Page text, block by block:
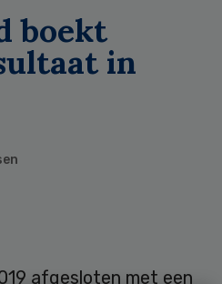
boekt
in
afgesloten met een